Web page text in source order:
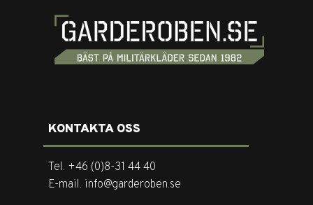
KONTAKTA OSS
Tel. +46 (0)8-31 44 40
E-mail. info@garderoben.se